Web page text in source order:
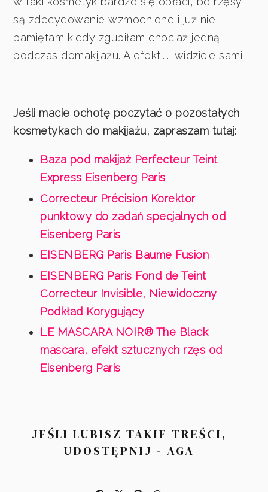
są zdecydowanie wzmocnione i już nie
pamiętam kiedy zgubiłam chociaż jedną
podczas demakijażu. A efekt..... widzicie sami.
Jeśli macie ochotę poczytać o pozostałych
kosmetykach do makijażu, zapraszam tutaj:
Baza pod makijaż Perfecteur Teint
Express Eisenberg Paris
Correcteur Précision Korektor
punktowy do zadań specjalnych od
Eisenberg Paris
EISENBERG Paris Baume Fusion
EISENBERG Paris Fond de Teint
Correcteur Invisible, Niewidoczny
Podkład Korygujący
LE MASCARA NOIR® The Black
mascara, efekt sztucznych rzęs od
Eisenberg Paris
JEŚLI LUBISZ TAKIE TREŚCI,
UDOSTĘPNIJ - AGA